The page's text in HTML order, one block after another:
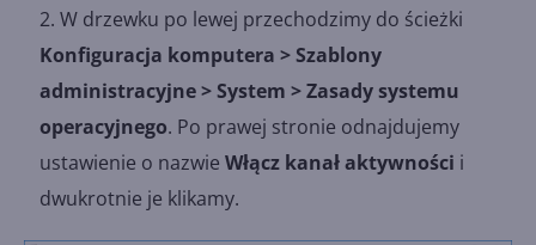
W drzewku po lewej przechodzimy do ścieżki
Konfiguracja komputera > Szablony
administracyjne > System > Zasady systemu
operacyjnego. Po prawej stronie odnajdujemy
ustawienie o nazwie Włącz kanał aktywności i
dwukrotnie je klikamy.